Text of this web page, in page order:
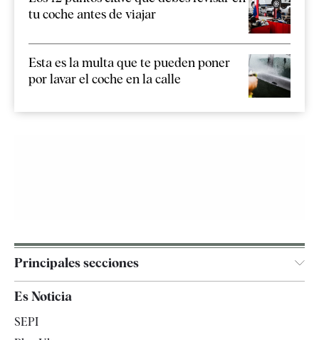
tu coche antes de viajar
Esta es la multa que te pueden poner
por lavar el coche en la calle
Principales secciones
España
Es Noticia
SEPI